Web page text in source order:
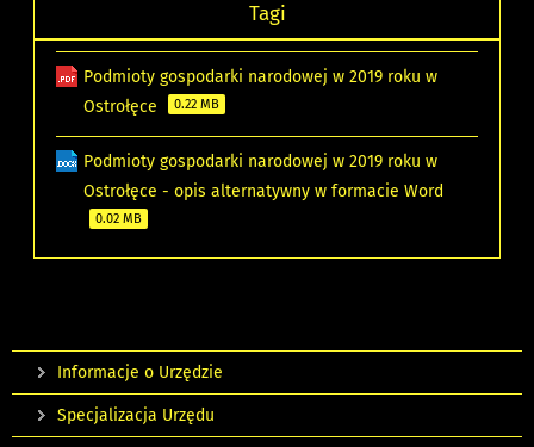
Tagi
Podmioty gospodarki narodowej w 2019 roku w
Ostrołęce
0.22 MB
Podmioty gospodarki narodowej w 2019 roku w
Ostrołęce - opis alternatywny w formacie Word
0.02 MB
Informacje o Urzędzie
Specjalizacja Urzędu